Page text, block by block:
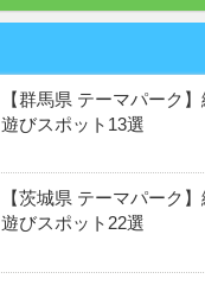
【群馬県 テーマパーク
遊びスポット13選
【茨城県 テーマパーク
遊びスポット22選